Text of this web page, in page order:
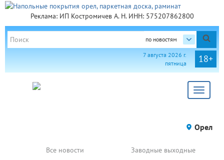
Реклама: ИП Костромичев А. Н. ИНН: 575207862800
по новостям
18+
7 августа 2026 г.
пятница
Toggle
Орел
Все новости Заводные выходные